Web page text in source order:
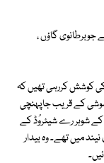
جوبرطانوی گاؤں ،
کی کوشش کررہی تھیں کہ
کے قریب جاپہنچی
کے شوہر رے شیئروُڈ کے
میں تھے۔ وہ بیدار